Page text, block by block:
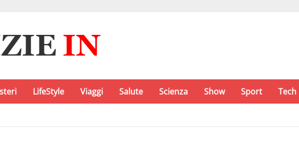
LifeStyle Viaggi Salute Scienza Show Sport Tech